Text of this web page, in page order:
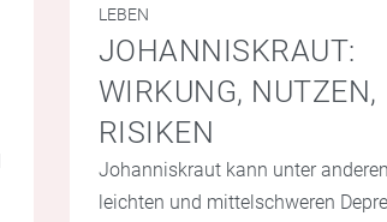
LEBEN
JOHANNISKRAUT:
WIRKUNG, NUTZEN,
RISIKEN
Johanniskraut kann unter
leichten und mittelschweren